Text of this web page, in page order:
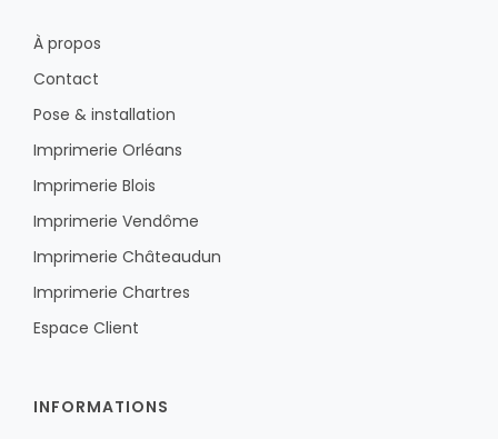
À propos
Contact
Pose & installation
Imprimerie Orléans
Imprimerie Blois
Imprimerie Vendôme
Imprimerie Châteaudun
Imprimerie Chartres
Espace Client
INFORMATIONS